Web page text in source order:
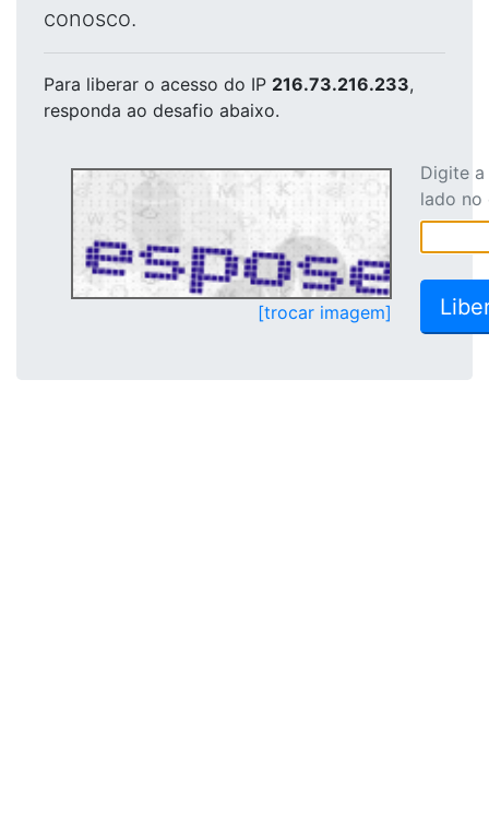
conosco.
Para liberar o acesso do IP 216.73.216.233,
responda ao desafio abaixo.
[trocar imagem]
Digite
lado no